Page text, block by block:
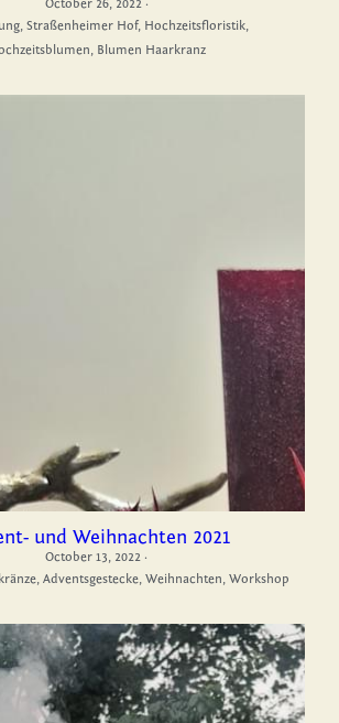
October 26, 2022·
Straßenheimer Hof, Hochzeitsfloristik,
Blumen Haarkranz
und Weihnachten 2021
October 13, 2022 ·
Adventsgestecke, Weihnachten, Workshop